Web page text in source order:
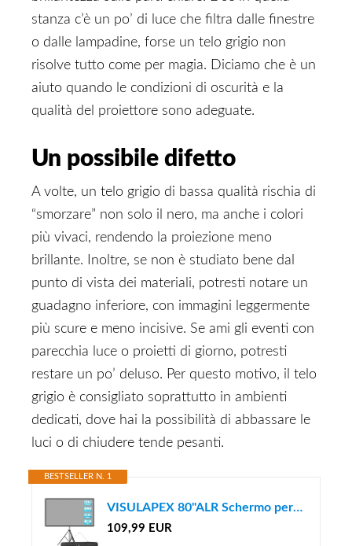
stanza c’è un po’ di luce che filtra dalle finestre
o dalle lampadine, forse un telo grigio non
risolve tutto come per magia. Diciamo che è un
aiuto quando le condizioni di oscurità e la
qualità del proiettore sono adeguate.
Un possibile difetto
A volte, un telo grigio di bassa qualità rischia di
“smorzare” non solo il nero, ma anche i colori
più vivaci, rendendo la proiezione meno
brillante. Inoltre, se non è studiato bene dal
punto di vista dei materiali, potresti notare un
guadagno inferiore, con immagini leggermente
più scure e meno incisive. Se ami gli eventi con
parecchia luce o proietti di giorno, potresti
restare un po’ deluso. Per questo motivo, il telo
grigio è consigliato soprattutto in ambienti
dedicati, dove hai la possibilità di abbassare le
luci o di chiudere tende pesanti.
BESTSELLER N. 1
VISULAPEX 80"ALR Schermo per Proiettore con Treppiede, 16:9 Telo Proiettore Portatile Leggero Perfetta per Teatro Domestico, il Cinema All'aperto e Altre Attività di Intrattenimento
109,99 EUR